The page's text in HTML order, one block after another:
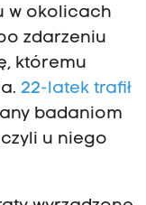
w okolicach
zdarzeniu
któremu
22-latek trafił
badaniom
u niego